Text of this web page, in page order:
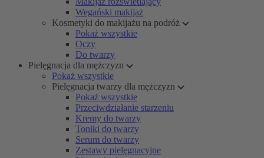
Wegański makijaż
Kosmetyki do makijażu na podróż
Pokaż wszystkie
Oczy
Do twarzy
Pielęgnacja dla mężczyzn
Pokaż wszystkie
Pielęgnacja twarzy dla mężczyzn
Pokaż wszystkie
Przeciwdziałanie starzeniu
Kremy do twarzy
Toniki do twarzy
Serum do twarzy
Zestawy pielęgnacyjne